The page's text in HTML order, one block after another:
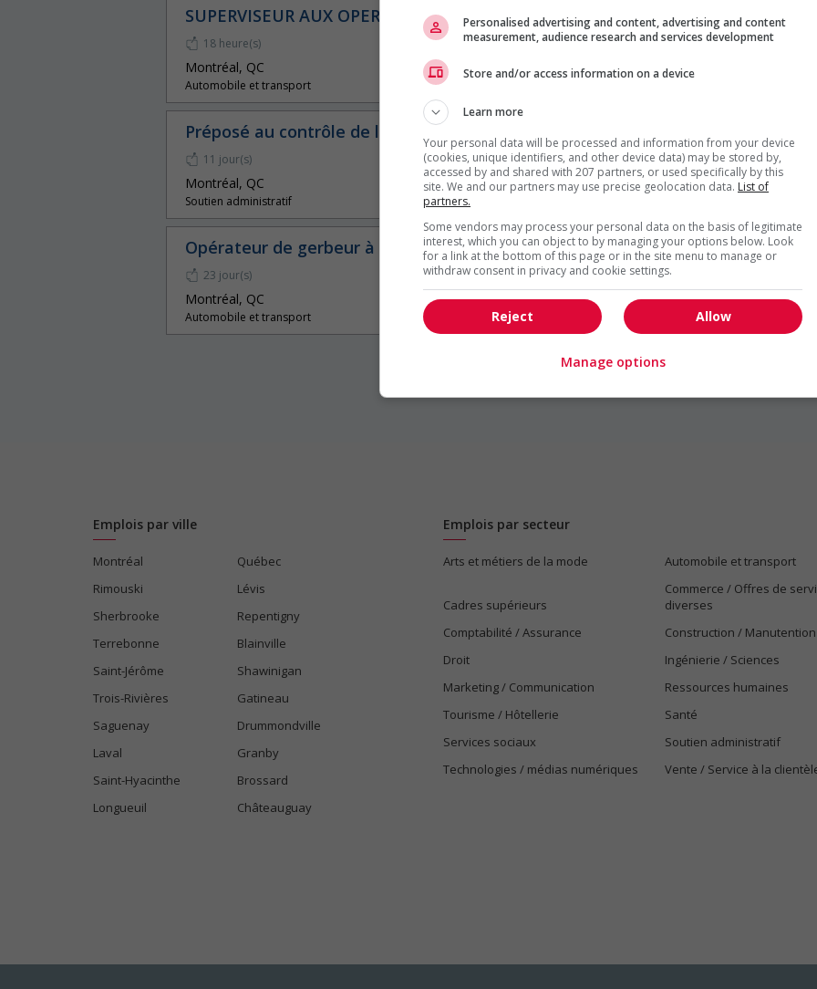
SUPERVISEUR AUX OPERATIONS, TRANSPORT
18 heure(s)
Montréal, QC
Automobile et transport
Préposé au contrôle de l'équipement (dépôt de conteneurs maritimes)
11 jour(s)
Montréal, QC
Soutien administratif
Opérateur de gerbeur à conteneurs
23 jour(s)
Montréal, QC
Automobile et transport
Emplois par ville
Montréal
Québec
Rimouski
Lévis
Sherbrooke
Repentigny
Terrebonne
Blainville
Saint-Jérôme
Shawinigan
Trois-Rivières
Gatineau
Saguenay
Drummondville
Laval
Granby
Saint-Hyacinthe
Brossard
Longueuil
Châteauguay
Emplois par secteur
Arts et métiers de la mode Automobile et transport
Cadres supérieurs
Commerce / Offres de
diverses
Comptabilité / Assurance
Construction / Manutention
Droit
Ingénierie / Sciences
Marketing / Communication
Ressources humaines
Tourisme / Hôtellerie
Santé
Services sociaux
Soutien administratif
Technologies / médias numériques
Vente / Service à la
Personalised advertising and content, advertising and content
measurement, audience research and services development
Store and/or access information on a device
Learn more
Your personal data will be processed and information from your device
(cookies, unique identifiers, and other device data) may be stored by,
accessed by and shared with 207 partners, or used specifically by this
site. We and our partners may use precise geolocation data. List of
partners.
Some vendors may process your personal data on the basis of legitimate
interest, which you can object to by managing your options below. Look
for a link at the bottom of this page or in the site menu to manage or
withdraw consent in privacy and cookie settings.
Allow
Reject
Manage options